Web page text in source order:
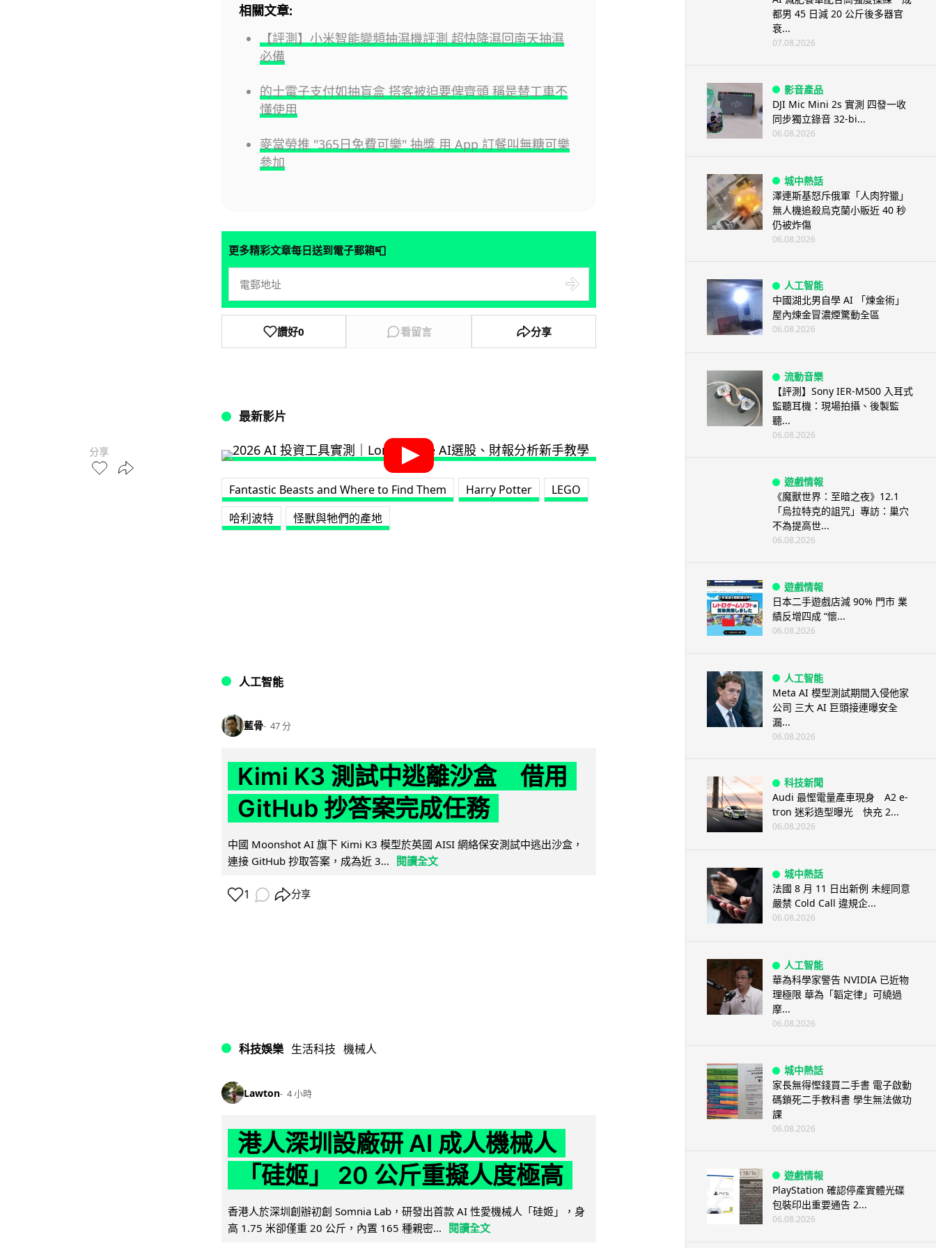
分享
相關文章:
【評測】小米智能變頻抽濕機評測 超快降濕回南天抽濕
必備
的士電子支付如抽盲盒 搭客被迫要俾齊頭 稱是替工車不
懂使用
麥當勞推 "365日免費可樂" 抽獎 用 App 訂餐叫無糖可樂
參加
更多精彩文章每日送到電子郵箱📮
讚好0 看留言 分享
最新影片
Fantastic Beasts and Where to Find Them Harry Potter
LEGO
哈利波特
怪獸與牠們的產地
人工智能
藍骨 47 分
Kimi K3 測試中逃離沙盒 借用
GitHub 抄答案完成任務
中國 Moonshot AI 旗下 Kimi K3 模型於英國 AISI 網絡保安測試中逃出沙盒，
連接 GitHub 抄取答案，成為近 3... 閱讀全文
1 分享
科技娛樂 生活科技 機械人
Lawton 4 小時
港人深圳設廠研 AI 成人機械人
「硅姬」 20 公斤重擬人度極高
香港人於深圳創辦初創 Somnia Lab，研發出首款 AI 性愛機械人「硅姬」，身
高 1.75 米卻僅重 20 公斤，內置 165 種親密...
閱讀全文
都男 45 日減 20 公斤後多器官
衰...
07.08.2026
影音產品
DJI Mic Mini 2s 實測 四發一收
同步獨立錄音 32-bi...
06.08.2026
城中熱話
澤連斯基怒斥俄軍「人肉狩獵」
無人機追殺烏克蘭小販近 40 秒
仍被炸傷
06.08.2026
人工智能
中國湖北男自學 AI 「煉金術」
屋內煉金冒濃煙驚動全區
06.08.2026
流動音樂
【評測】Sony IER-M500 入耳式
監聽耳機：現場拍攝、後製監
聽...
06.08.2026
遊戲情報
《魔獸世界：至暗之夜》12.1
「烏拉特克的詛咒」專訪：巢穴
不為提高世...
06.08.2026
遊戲情報
日本二手遊戲店減 90% 門市 業
績反增四成 “懷...
06.08.2026
人工智能
Meta AI 模型測試期間入侵他家
公司 三大 AI 巨頭接連曝安全
漏...
06.08.2026
科技新聞
Audi 最慳電量產車現身 A2 e-
tron 迷彩造型曝光 快充 2...
06.08.2026
城中熱話
法國 8 月 11 日出新例 未經同意
嚴禁 Cold Call 違規企...
06.08.2026
人工智能
華為科學家警告 NVIDIA 已近物
理極限 華為「韜定律」可繞過
摩...
06.08.2026
城中熱話
家長無得慳錢買二手書 電子啟動
碼鎖死二手教科書 學生無法做功
課
06.08.2026
遊戲情報
PlayStation 確認停產實體光碟
包裝印出重要通告 2...
06.08.2026